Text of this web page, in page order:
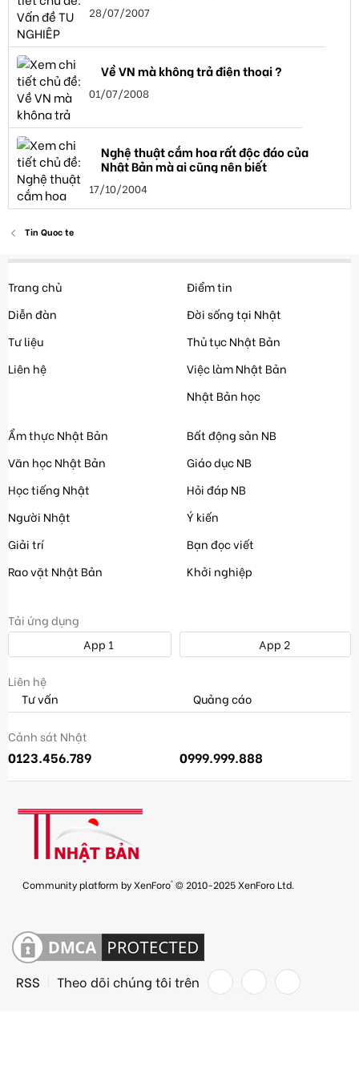
28/07/2007
Về VN mà không trả điện thoại ?
01/07/2008
Nghệ thuật cắm hoa rất độc đáo của
Nhật Bản mà ai cũng nên biết
17/10/2004
Tin Quoc te
Trang chủ
Diễn đàn
Tư liệu
Liên hệ
Điểm tin
Đời sống tại Nhật
Thủ tục Nhật Bản
Việc làm Nhật Bản
Nhật Bản học
Ẩm thực Nhật Bản
Văn học Nhật Bản
Học tiếng Nhật
Người Nhật
Giải trí
Rao vặt Nhật Bản
Bất động sản NB
Giáo dục NB
Hỏi đáp NB
Ý kiến
Bạn đọc viết
Khởi nghiệp
Tải ứng dụng
App 1
App 2
Liên hệ
Tư vấn
Quảng cáo
Cảnh sát Nhật
0123.456.789 0999.999.888
Community platform by XenForo® © 2010-2025 XenForo Ltd.
RSS Theo dõi chúng tôi trên